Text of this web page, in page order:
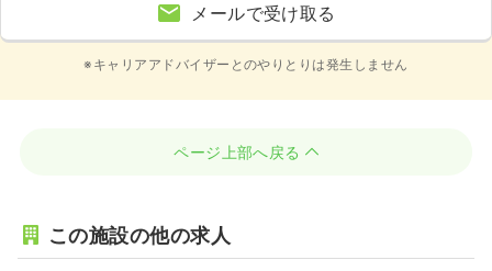
メールで受け取る
※キャリアアドバイザーとのやりとりは発生しません
ページ上部へ戻る
この施設の他の求人